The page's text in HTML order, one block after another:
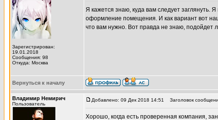
Зарегистрирован:
19.01.2018
Сообщения: 98
Откуда: Москва
Я кажется знаю, куда вам следует заглянуть.
оформление помещения. И как вариант вот
что вам нужно. Вот правда не знаю, подойдет
Вернуться к началу
Владимир Немирич
Пользователь
Добавлено: 09 Дек 2018 14:51 Заголовок
Хорошо, когда есть проверенная компания,